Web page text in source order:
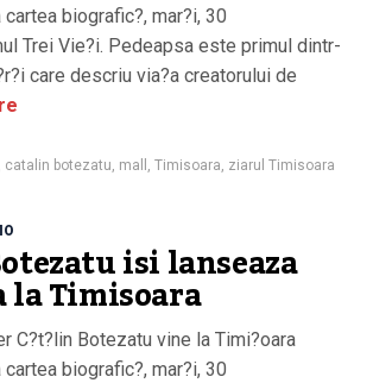
biografic?, mar?i, 30
Trei Vie?i. Pedeapsa este primul dintr-
care descriu via?a creatorului de
catalin botezatu, mall , Timisoara, ziarul Timisoara
isi lanseaza
Timisoara
C?t?lin Botezatu vine la Timi?oara
biografic?, mar?i, 30